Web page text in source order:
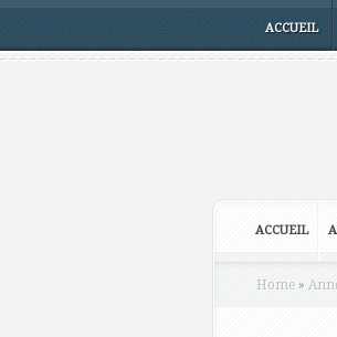
ACCUEIL
ACCUEIL
Home »